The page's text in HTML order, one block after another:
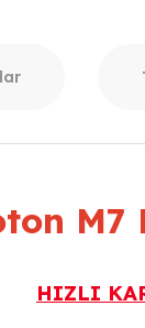
M7
HIZLI